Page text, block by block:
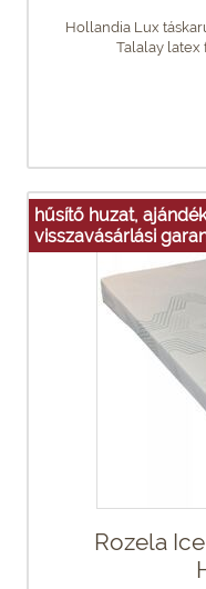
Hollandia Lux
Talalay latex
hűsítő huzat,
visszavásárlási
Rozela